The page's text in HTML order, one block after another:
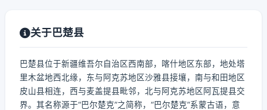
关于巴楚县
巴楚县位于新疆维吾尔自治区西南部，喀什地区东部，地处塔
里木盆地西北缘，东与阿克苏地区沙雅县接壤，南与和田地区
皮山县相连，西与麦盖提县毗邻，北与阿克苏地区阿瓦提县交
界。其名称源于“巴尔楚克”之简称，“巴尔楚克”系蒙古语，意